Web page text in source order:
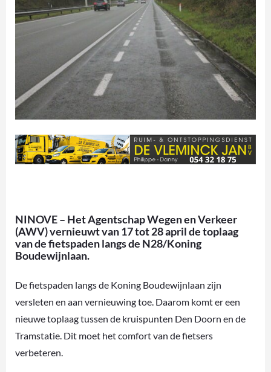
NINOVE – Het Agentschap Wegen en Verkeer
(AWV) vernieuwt van 17 tot 28 april de toplaag
van de fietspaden langs de N28/Koning
Boudewijnlaan.
De fietspaden langs de Koning Boudewijnlaan zijn
versleten en aan vernieuwing toe. Daarom komt er een
nieuwe toplaag tussen de kruispunten Den Doorn en de
Tramstatie. Dit moet het comfort van de fietsers
verbeteren.